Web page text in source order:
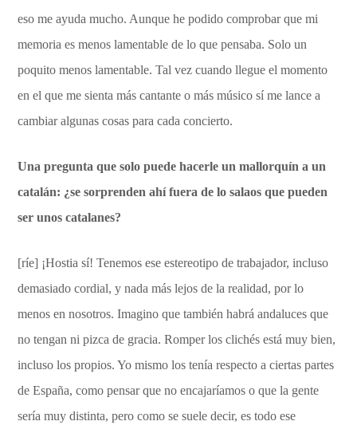
eso me ayuda mucho. Aunque he podido comprobar que mi
memoria es menos lamentable de lo que pensaba. Solo un
poquito menos lamentable. Tal vez cuando llegue el momento
en el que me sienta más cantante o más músico sí me lance a
cambiar algunas cosas para cada concierto.
Una pregunta que solo puede hacerle un mallorquín a un
catalán: ¿se sorprenden ahí fuera de lo salaos que pueden
ser unos catalanes?
[ríe] ¡Hostia sí! Tenemos ese estereotipo de trabajador, incluso
demasiado cordial, y nada más lejos de la realidad, por lo
menos en nosotros. Imagino que también habrá andaluces que
no tengan ni pizca de gracia. Romper los clichés está muy bien,
incluso los propios. Yo mismo los tenía respecto a ciertas partes
de España, como pensar que no encajaríamos o que la gente
sería muy distinta, pero como se suele decir, es todo ese